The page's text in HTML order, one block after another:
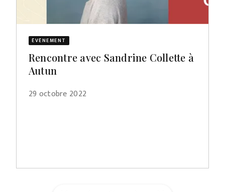
ÉVÈNEMENT
Rencontre avec Sandrine Collette à
Autun
29 octobre 2022